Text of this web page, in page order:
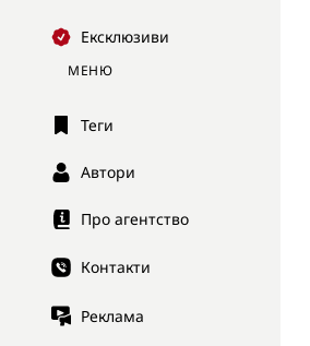
Ексклюзиви
МЕНЮ
Теги
Автори
Про агентство
Контакти
Реклама